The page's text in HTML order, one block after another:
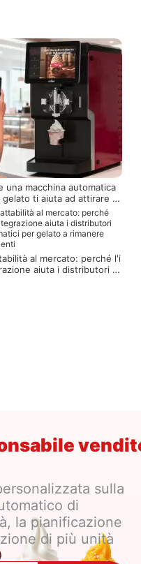
una macchina automatica
gelato ti aiuta ad attirare pi
e aumentare le vendite
al mercato: perché l'i
aiuta i distributori a
sulla
di
la pianificazione
di più unità